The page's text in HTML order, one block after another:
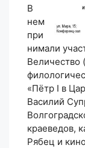
В
нем
при
нимали
Величество
«Пётр I в
Василий
краеведов,
Рябец и